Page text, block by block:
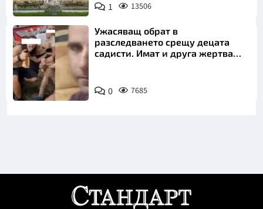
1 13506
Ужасяващ обрат в
разследването срещу децата
садисти. Имат и друга жертва
0 7685